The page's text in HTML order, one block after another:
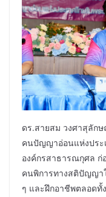
ดร.สายสม วงศาสุลัก
คนปัญญาอ่อนแห่งประ
องค์กรสาธารณกุศล ก่
คนพิการทางสติปัญญา
ๆ และฝึกอาชีพตลอดทั้